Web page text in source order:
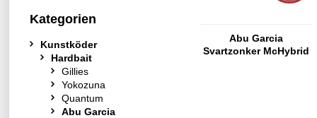
Abu Garcia
Svartzonker McHybrid
Kategorien
Kunstköder
Hardbait
Gillies
Yokozuna
Quantum
Abu Garcia